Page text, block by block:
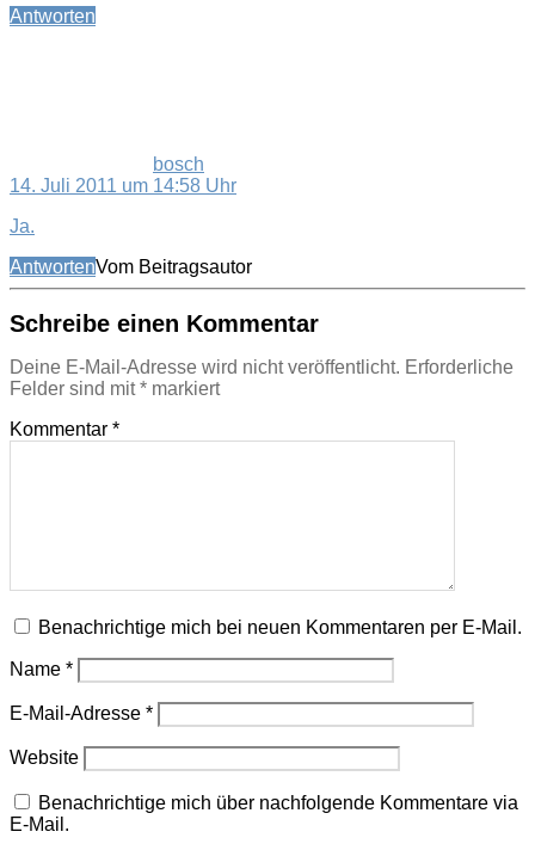
Antworten
bosch
14. Juli 2011 um 14:58 Uhr
Ja.
AntwortenVom Beitragsautor
Schreibe einen Kommentar
Deine E-Mail-Adresse wird nicht veröffentlicht. Erforderliche
Felder sind mit* markiert
Kommentar *
Benachrichtige mich bei neuen Kommentaren per E-Mail.
Name *
E-Mail-Adresse *
Website
Benachrichtige mich über nachfolgende Kommentare via
E-Mail.